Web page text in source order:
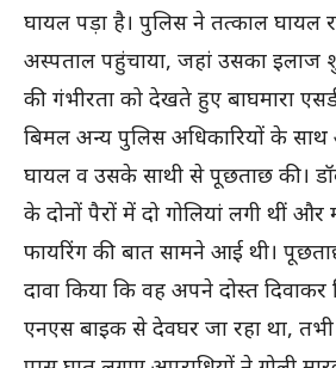
घायल पड़ा है। पुलिस ने तत्काल घायल
अस्पताल पहुंचाया, जहां उसका इलाज
की गंभीरता को देखते हुए बाघमारा
बिमल अन्य पुलिस अधिकारियों के
घायल व उसके साथी से पूछताछ की।
के दोनों पैरों में दो गोलियां लगी थीं और
फायरिंग की बात सामने आई थी।
दावा किया कि वह अपने दोस्त
एनएस बाइक से देवघर जा रहा था,